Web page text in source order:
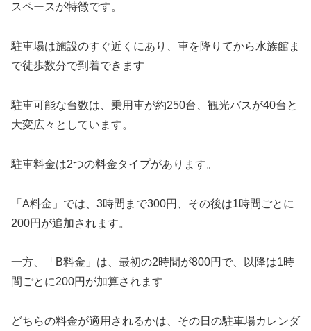
スペースが特徴です。
駐車場は施設のすぐ近くにあり、車を降りてから水族館ま
で徒歩数分で到着できます
駐車可能な台数は、乗用車が約250台、観光バスが40台と
大変広々としています。
駐車料金は2つの料金タイプがあります。
「A料金」では、3時間まで300円、その後は1時間ごとに
200円が追加されます。
一方、「B料金」は、最初の2時間が800円で、以降は1時
間ごとに200円が加算されます
どちらの料金が適用されるかは、その日の駐車場カレンダ